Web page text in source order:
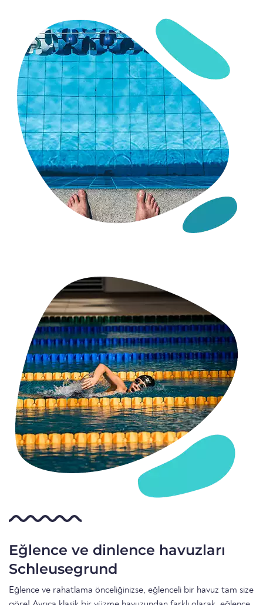
Eğlence ve dinlence havuzları
Schleusegrund
Eğlence ve rahatlama önceliğinizse, eğlenceli bir havuz tam size